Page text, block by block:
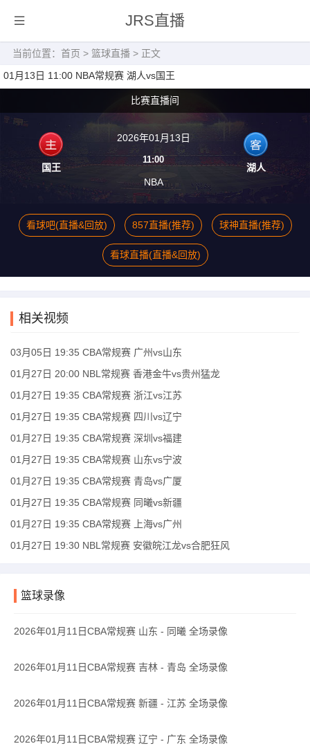
JRS直播
当前位置： 首页 > 篮球直播 > 正文
01月13日 11:00 NBA常规赛 湖人vs国王
比赛直播间
国王
2026年01月13日
11:00
NBA
湖人
看球吧(直播&回放) 857直播(推荐) 球神直播(推荐)
看球直播(直播&回放)
相关视频
03月05日 19:35 CBA常规赛 广州vs山东
01月27日 20:00 NBL常规赛 香港金牛vs贵州猛龙
01月27日 19:35 CBA常规赛 浙江vs江苏
01月27日 19:35 CBA常规赛 四川vs辽宁
01月27日 19:35 CBA常规赛 深圳vs福建
01月27日 19:35 CBA常规赛 山东vs宁波
01月27日 19:35 CBA常规赛 青岛vs广厦
01月27日 19:35 CBA常规赛 同曦vs新疆
01月27日 19:35 CBA常规赛 上海vs广州
01月27日 19:30 NBL常规赛 安徽皖江龙vs合肥狂风
篮球录像
2026年01月11日CBA常规赛 山东 - 同曦 全场录像
2026年01月11日CBA常规赛 吉林 - 青岛 全场录像
2026年01月11日CBA常规赛 新疆 - 江苏 全场录像
2026年01月11日CBA常规赛 辽宁 - 广东 全场录像